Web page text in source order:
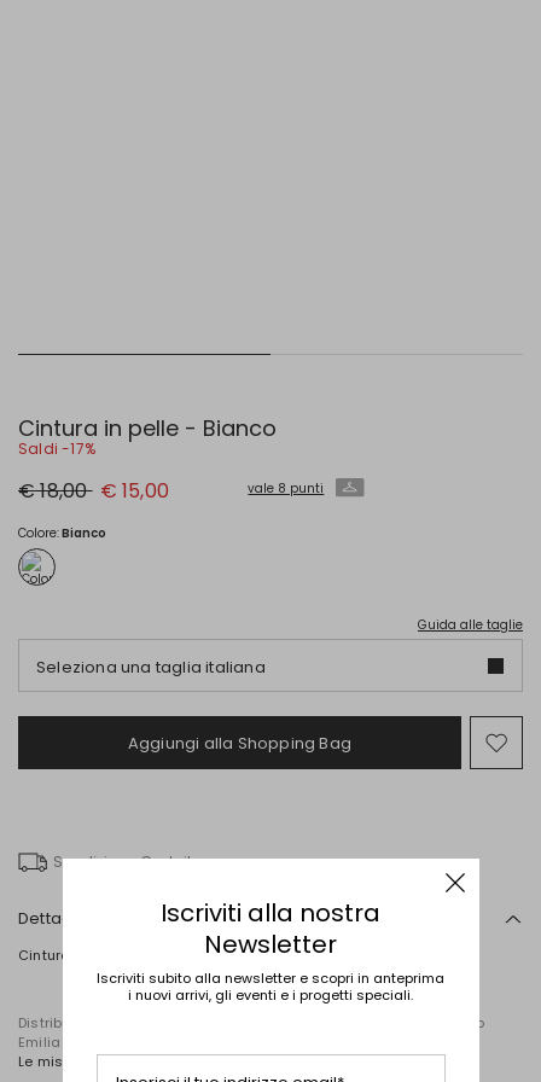
Cintura in pelle - Bianco
Saldi -17%
Prezzo
originale
18,00
€ 18,00 Nuovo
prezzo
15,00
€ 15,00 vale 8 punti
Colore:Bianco
Guida alle taglie
Seleziona una taglia italiana
Aggiungi alla Shopping Bag
Spedizione Gratuita
Dettagli
Cintura in pelle con fibbia ovale in metallo.
Distribuito da Diffusione Tessile S.r.l., con sede in Cavriago, Reggio
Emilia (Italia), Via Santi n. 8, 42025
Le misure della cintura sono: Lunghezza 98cm e Altezza 3,5cm.
Iscriviti alla nostra
Newsletter
Iscriviti subito alla newsletter e scopri in anteprima
i nuovi arrivi, gli eventi e i progetti speciali.